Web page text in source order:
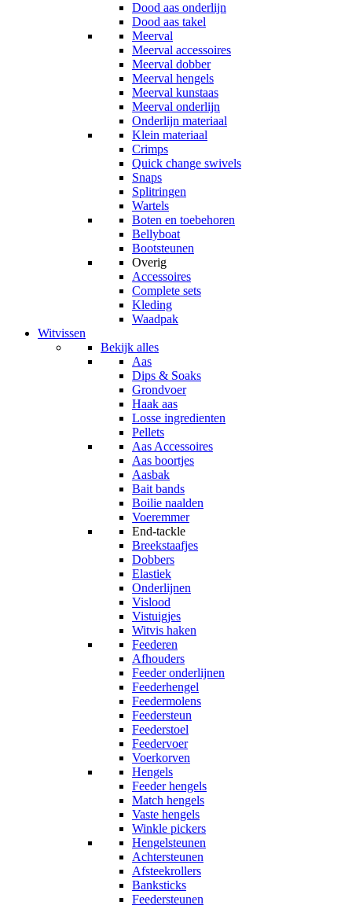
Dood aas onderlijn
Dood aas takel
Meerval
Meerval accessoires
Meerval dobber
Meerval hengels
Meerval kunstaas
Meerval onderlijn
Onderlijn materiaal
Klein materiaal
Crimps
Quick change swivels
Snaps
Splitringen
Wartels
Boten en toebehoren
Bellyboat
Bootsteunen
Overig
Accessoires
Complete sets
Kleding
Waadpak
Witvissen
Bekijk alles
Aas
Dips & Soaks
Grondvoer
Haak aas
Losse ingredienten
Pellets
Aas Accessoires
Aas boortjes
Aasbak
Bait bands
Boilie naalden
Voeremmer
End-tackle
Breekstaafjes
Dobbers
Elastiek
Onderlijnen
Vislood
Vistuigjes
Witvis haken
Feederen
Afhouders
Feeder onderlijnen
Feederhengel
Feedermolens
Feedersteun
Feederstoel
Feedervoer
Voerkorven
Hengels
Feeder hengels
Match hengels
Vaste hengels
Winkle pickers
Hengelsteunen
Achtersteunen
Afsteekrollers
Banksticks
Feedersteunen